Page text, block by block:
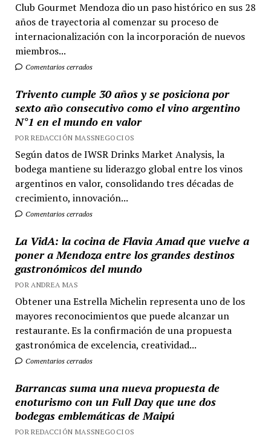
Club Gourmet Mendoza dio un paso histórico en sus 28
años de trayectoria al comenzar su proceso de
internacionalización con la incorporación de nuevos
miembros...
Comentarios cerrados
Trivento cumple 30 años y se posiciona por
sexto año consecutivo como el vino argentino
N°1 en el mundo en valor
POR REDACCIÓN MASSNEGOCIOS
Según datos de IWSR Drinks Market Analysis, la
bodega mantiene su liderazgo global entre los vinos
argentinos en valor, consolidando tres décadas de
crecimiento, innovación...
Comentarios cerrados
La VidA: la cocina de Flavia Amad que vuelve a
poner a Mendoza entre los grandes destinos
gastronómicos del mundo
POR ANDREA MAS
Obtener una Estrella Michelin representa uno de los
mayores reconocimientos que puede alcanzar un
restaurante. Es la confirmación de una propuesta
gastronómica de excelencia, creatividad...
Comentarios cerrados
Barrancas suma una nueva propuesta de
enoturismo con un Full Day que une dos
bodegas emblemáticas de Maipú
POR REDACCIÓN MASSNEGOCIOS